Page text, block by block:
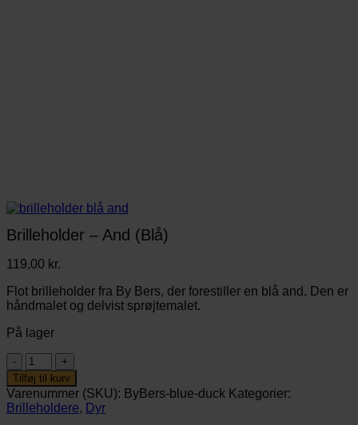
Brilleholder – And (Blå)
119,00 kr.
Flot brilleholder fra By Bers, der forestiller en blå and. Den er
håndmalet og delvist sprøjtemalet.
På lager
Brilleholder
–
And
(Blå)
antal
Tilføj til kurv
Varenummer (SKU): ByBers-blue-duck Kategorier:
Brilleholdere, Dyr